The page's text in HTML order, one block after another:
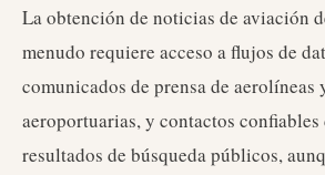
La obtención de noticias de aviación
menudo requiere acceso a flujos de
comunicados de prensa de aerolíneas
aeroportuarias, y contactos
resultados de búsqueda públicos,